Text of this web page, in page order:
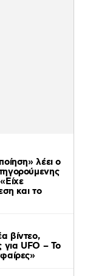
λέει ο
και το
βίντεο,
UFO – Το